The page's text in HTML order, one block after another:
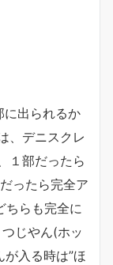
に出られるか
、デニスクレ
１部だったら
ったら完全ア
ちらも完全に
じやん(ホッ
入る時は”ほ